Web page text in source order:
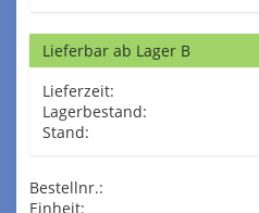
Lieferbar ab Lager B
Lieferzeit:
Lagerbestand:
Stand:
Bestellnr.:
Einheit: